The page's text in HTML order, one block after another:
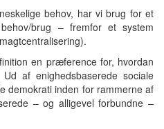
behov, har vi brug for et
brug – fremfor et system
en præference for, hvordan
af enighedsbaserede sociale
demokrati inden for rammerne af
– og alligevel forbundne –